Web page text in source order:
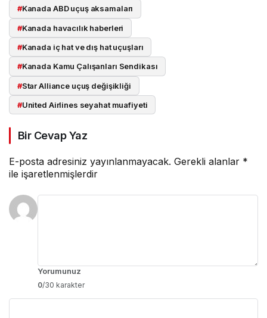
#Kanada ABD uçuş aksamaları
#Kanada havacılık haberleri
#Kanada iç hat ve dış hat uçuşları
#Kanada Kamu Çalışanları Sendikası
#Star Alliance uçuş değişikliği
#United Airlines seyahat muafiyeti
Bir Cevap Yaz
E-posta adresiniz yayınlanmayacak. Gerekli alanlar *
ile işaretlenmişlerdir
Yorumunuz
0/30 karakter